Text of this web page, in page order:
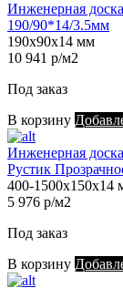
Инженерная
190/90*14/3.5мм
190х90х14 мм
10 941 р/м2
Под заказ
В корзину
Инженерная
Рустик
400-1500х150х14
5 976 р/м2
Под заказ
В корзину